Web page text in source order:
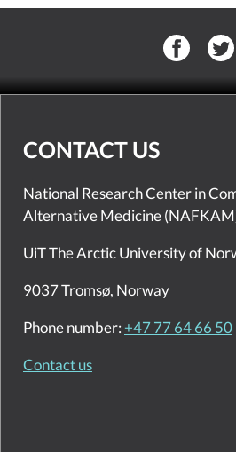
CONTACT US
National Research Center in
Alternative Medicine
UiT The Arctic University of
9037 Tromsø, Norway
Phone number:+47 77 64 66 50
Contact us